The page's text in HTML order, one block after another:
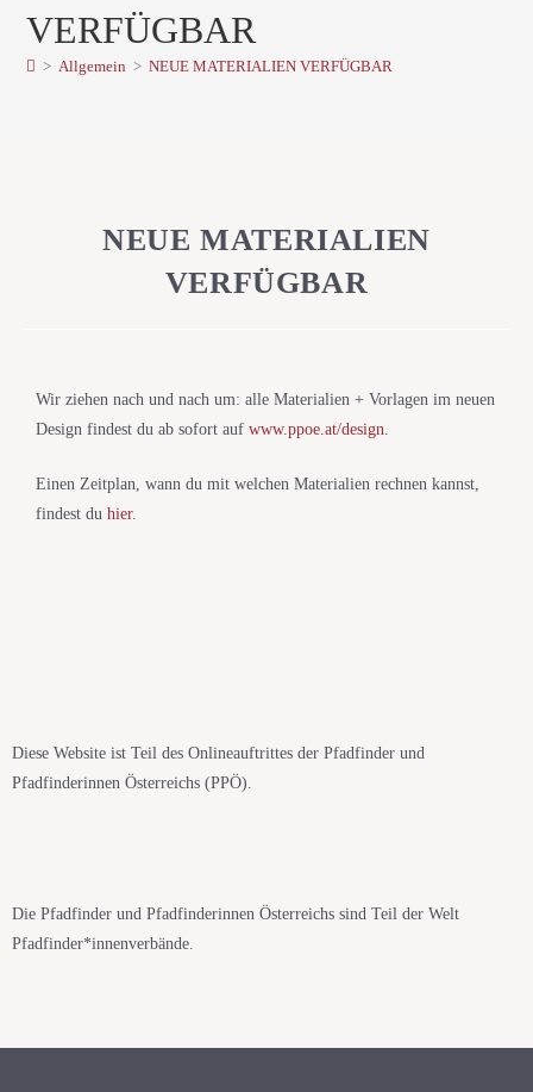
VERFÜGBAR
> Allgemein > NEUE MATERIALIEN VERFÜGBAR
NEUE MATERIALIEN
VERFÜGBAR
Wir ziehen nach und nach um: alle Materialien + Vorlagen im neuen
Design findest du ab sofort auf www.ppoe.at/design
Einen Zeitplan, wann du mit welchen Materialien rechnen kannst,
findest du hier.
Diese Website ist Teil des Onlineauftrittes der Pfadfinder und
Pfadfinderinnen Österreichs (PPÖ).
Die Pfadfinder und Pfadfinderinnen Österreichs sind Teil der Welt
Pfadfinder*innenverbände.